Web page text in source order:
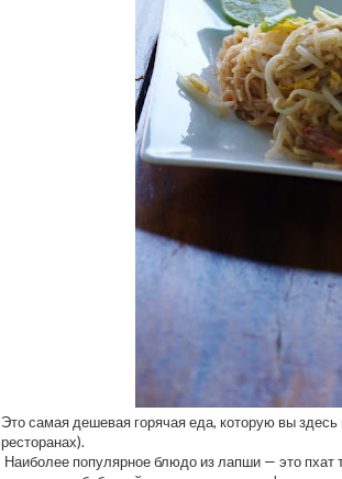
Это самая дешевая горячая еда, которую вы
ресторанах).
Наиболее популярное блюдо из лапши — это пхат